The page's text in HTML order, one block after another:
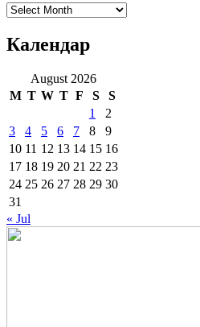
Архиве
Календар
August 2026
M T W T F S
S
1
2
3
4 5 6 7 8
9
10 11 12 13 14 15 16
17 18 19 20 21 22 23
24 25 26 27 28 29 30
31
« Jul